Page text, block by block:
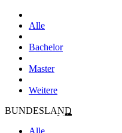
Alle
Bachelor
Master
Weitere
BUNDESLAND
Alle